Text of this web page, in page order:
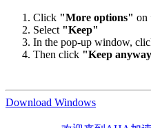
Click "More options" on
Select "Keep"
In the pop-up window,
Then click "Keep
Download Windows